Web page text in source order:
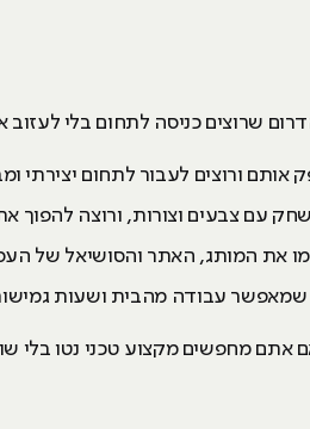
שרוצים כניסה לתחום בלי
ורוצים לעבור לתחום יצירתי
עם צבעים וצורות, ורוצה להפוך
את המותג, האתר והסושיאל של
שמאפשר עבודה מהבית ושעות
מחפשים מקצוע טכני נטו בלי